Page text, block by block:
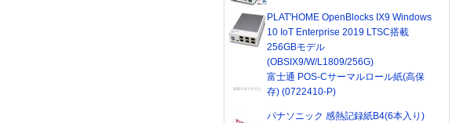
PLAT'HOME OpenBlocks IX9 Windows
10 IoT Enterprise 2019 LTSC搭載
256GBモデル
(OBSIX9/W/L1809/256G)
富士通 POS-Cサーマルロール紙(高保
存) (0722410-P)
パナソニック 感熱記録紙B4(6本入り)